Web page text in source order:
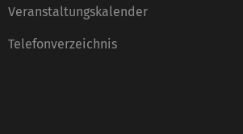
Veranstaltungskalender
Telefonverzeichnis